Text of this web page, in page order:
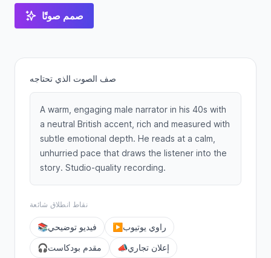
صمم صوتًا
صف الصوت الذي تحتاجه
A warm, engaging male narrator in his 40s with
a neutral British accent, rich and measured with
subtle emotional depth. He reads at a calm,
unhurried pace that draws the listener into the
story. Studio-quality recording.
نقاط انطلاق شائعة
📚فيديو توضيحي ▶️ راوي يوتيوب
🎧مقدم بودكاست 📣إعلان تجاري